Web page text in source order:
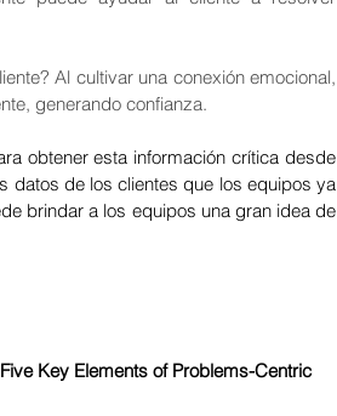
Al cultivar una conexión emocional,
generando confianza.
obtener esta información crítica desde
datos de los clientes que los equipos ya
brindar a los equipos una gran idea de
Key Elements of Problems-Centric